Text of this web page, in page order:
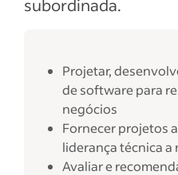
subordinada.
Projetar,
de software para
negócios
Fornecer projetos
liderança técnica a
Avaliar e